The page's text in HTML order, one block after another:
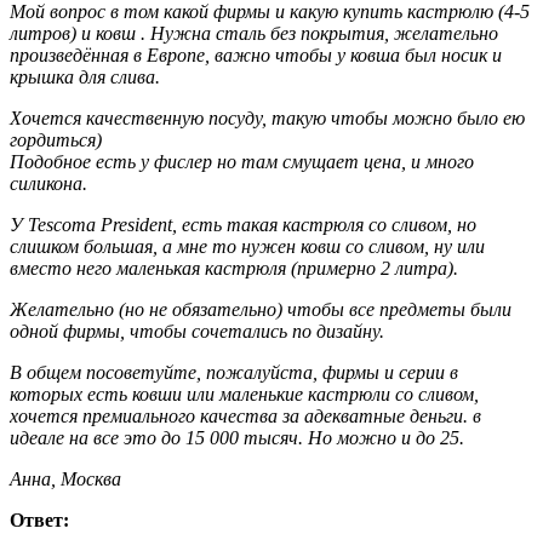
Мой вопрос в том какой фирмы и какую купить кастрюлю (4-5
литров) и ковш . Нужна сталь без покрытия, желательно
произведённая в Европе, важно чтобы у ковша был носик и
крышка для слива.
Хочется качественную посуду, такую чтобы можно было ею
гордиться)
Подобное есть у фислер но там смущает цена, и много
силикона.
У Tescoma President, есть такая кастрюля со сливом, но
слишком большая, а мне то нужен ковш со сливом, ну или
вместо него маленькая кастрюля (примерно 2 литра).
Желательно (но не обязательно) чтобы все предметы были
одной фирмы, чтобы сочетались по дизайну.
В общем посоветуйте, пожалуйста, фирмы и серии в
которых есть ковши или маленькие кастрюли со сливом,
хочется премиального качества за адекватные деньги. в
идеале на все это до 15 000 тысяч. Но можно и до 25.
Анна, Москва
Ответ: